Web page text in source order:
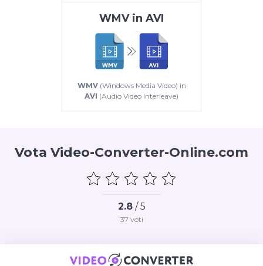
WMVin AVI
WMV(Windows Media Video) in
AVI (Audio Video Interleave)
Vota Video-Converter-Online.com
2.8/ 5
37 voti